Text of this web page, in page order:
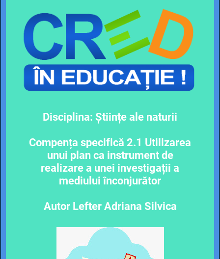
Disciplina: Științe ale naturii
Compența specifică 2.1 Utilizarea
unui plan ca instrument de
realizare a unei investigații a
mediului înconjurător
Autor Lefter Adriana Silvica